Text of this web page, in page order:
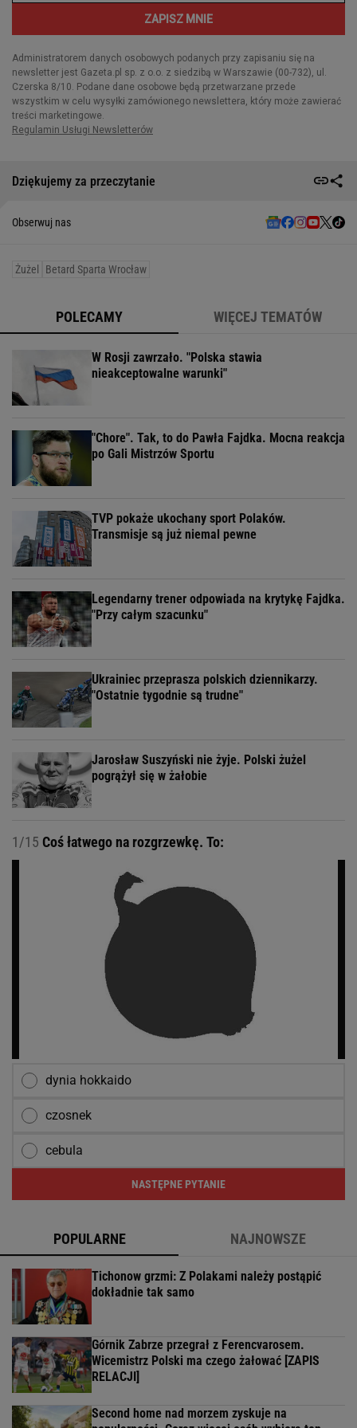
Dziękujemy za przeczytanie
Obserwuj nas
Żużel Betard Sparta Wrocław
POLECAMY WIĘCEJ TEMATÓW
W Rosji zawrzało. "Polska stawia
nieakceptowalne warunki"
"Chore". Tak, to do Pawła Fajdka. Mocna reakcja
po Gali Mistrzów Sportu
TVP pokaże ukochany sport Polaków.
Transmisje są już niemal pewne
Legendarny trener odpowiada na krytykę Fajdka.
"Przy całym szacunku"
Ukrainiec przeprasza polskich dziennikarzy.
"Ostatnie tygodnie są trudne"
Jarosław Suszyński nie żyje. Polski żużel
pogrążył się w żałobie
1/15 Coś łatwego na rozgrzewkę. To:
dynia hokkaido
czosnek
cebula
NASTĘPNE PYTANIE
POPULARNE NAJNOWSZE
Tichonow grzmi: Z Polakami należy postąpić
dokładnie tak samo
Górnik Zabrze przegrał z Ferencvarosem.
Wicemistrz Polski ma czego żałować [ZAPIS
RELACJI]
Second home nad morzem zyskuje na